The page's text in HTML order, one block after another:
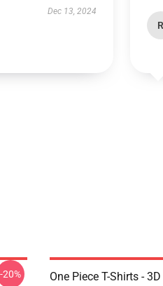
Dec 13, 2024
R
-20%
One Piece T-Shirts -